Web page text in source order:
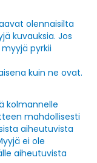
olennaisilta
kuvauksia. Jos
pyrkii
kuin ne ovat.
kolmannelle
mahdollisesti
aiheutuvista
ei ole
aiheutuvista